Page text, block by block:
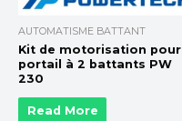
AUTOMATISME BATTANT
Kit de motorisation pour
portail à 2 battants PW
230
Read More